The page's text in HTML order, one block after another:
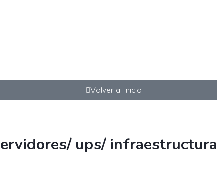
Volver al inicio
ups/ infraestructura